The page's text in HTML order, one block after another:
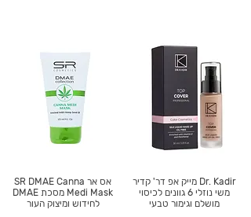
אס אר SR DMAE Canna
Medi Mask מסכת DMAE
לחידוש ומיצוק העור
Dr. Kadir מייק אפ דר' קדיר
משי נוזלי 6 גוונים לכיסוי
מושלם וגימור טבעי